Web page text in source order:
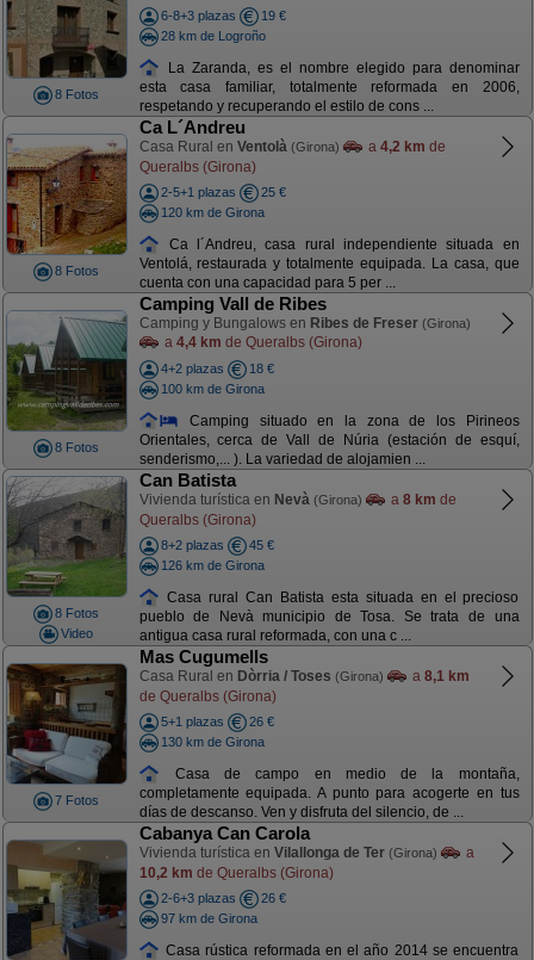
8 Fotos
6-8+3 plazas
19 €
28 km de Logroño
La Zaranda, es el nombre elegido para denominar
esta casa familiar, totalmente reformada en 2006,
respetando y recuperando el estilo de cons ...
8 Fotos
Ca L´Andreu
Casa Rural en Ventolà (Girona) a 4,2 km de
Queralbs (Girona)
2-5+1 plazas
25 €
120 km de Girona
Ca l´Andreu, casa rural independiente situada en
Ventolá, restaurada y totalmente equipada. La casa, que
cuenta con una capacidad para 5 per ...
8 Fotos
Camping Vall de Ribes
Camping y Bungalows en Ribes de Freser (Girona)
a 4,4 km de Queralbs (Girona)
4+2 plazas
18 €
100 km de Girona
Camping situado en la zona de los Pirineos
Orientales, cerca de Vall de Núria (estación de esquí,
senderismo,... ). La variedad de alojamien ...
8 Fotos
Video
Can Batista
Vivienda turística en Nevà (Girona) a 8 km de
Queralbs (Girona)
8+2 plazas
45 €
126 km de Girona
Casa rural Can Batista esta situada en el precioso
pueblo de Nevà municipio de Tosa. Se trata de una
antigua casa rural reformada, con una c ...
7 Fotos
Mas Cugumells
Casa Rural en Dòrria / Toses (Girona) a 8,1 km
de Queralbs (Girona)
5+1 plazas
26 €
130 km de Girona
Casa de campo en medio de la montaña,
completamente equipada. A punto para acogerte en tus
días de descanso. Ven y disfruta del silencio, de ...
Cabanya Can Carola
Vivienda turística en Vilallonga de Ter (Girona)
a
10,2 km de Queralbs (Girona)
2-6+3 plazas
26 €
97 km de Girona
Casa rústica reformada en el año 2014 se encuentra